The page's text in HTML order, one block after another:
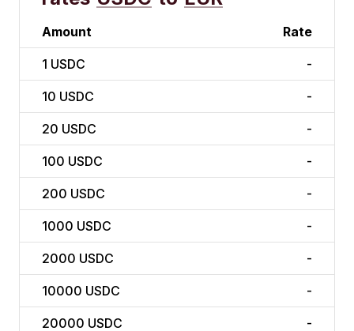
Amount Rate
1 USDC -
10 USDC -
20 USDC -
100 USDC -
200 USDC -
1000 USDC -
2000 USDC -
10000 USDC -
20000 USDC -